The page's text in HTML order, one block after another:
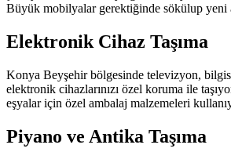
Büyük mobilyalar gerektiğinde sökülup yeni
Elektronik Cihaz Taşıma
Konya Beyşehir bölgesinde televizyon,
elektronik cihazlarınızı özel koruma ile
eşyalar için özel ambalaj malzemeleri
Piyano ve Antika Taşıma